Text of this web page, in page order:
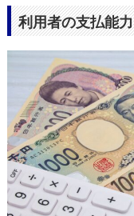
利用者の支払能力